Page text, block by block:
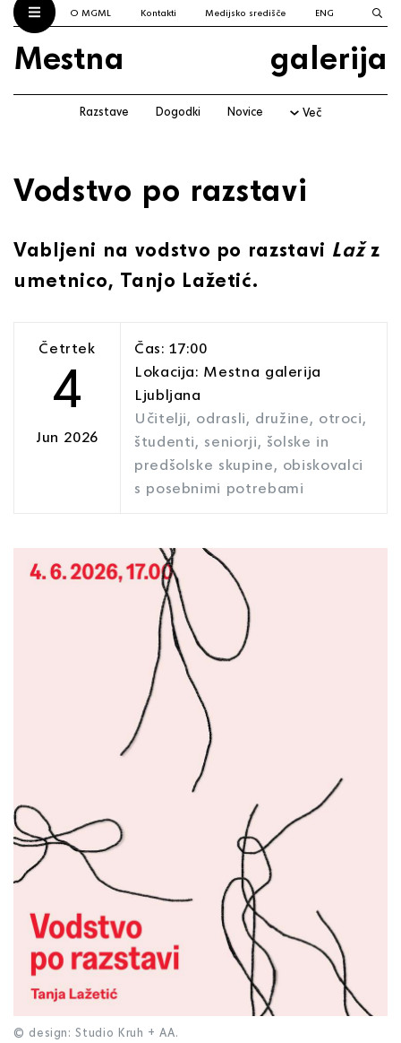
O MGML Kontakti Medijsko središče ENG
Mestna galerija
Razstave Dogodki Novice Več
Vodstvo po razstavi
Vabljeni na vodstvo po razstavi Lažz
umetnico, Tanjo Lažetić.
Četrtek
4
Jun 2026
Čas: 17:00
Lokacija: Mestna galerija
Ljubljana
Učitelji, odrasli, družine, otroci,
študenti, seniorji, šolske in
predšolske skupine, obiskovalci
s posebnimi potrebami
© design: Studio Kruh + AA.